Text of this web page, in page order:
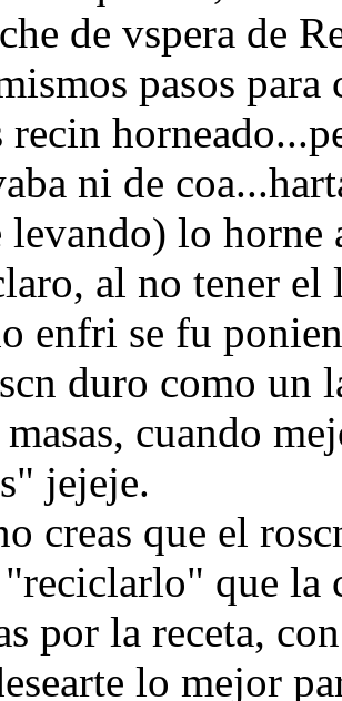
de vspera de
pasos para
recin
ni de
levando) lo horne
al no tener
enfri se fu
duro como un
cuando
jejeje.
creas que el
que la
por la receta,
lo mejor